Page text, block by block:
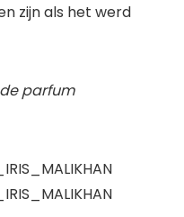
zijn als het werd
parfum